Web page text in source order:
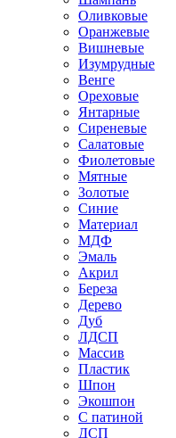
Оливковые
Оранжевые
Вишневые
Изумрудные
Венге
Ореховые
Янтарные
Сиреневые
Салатовые
Фиолетовые
Мятные
Золотые
Синие
Материал
МДФ
Эмаль
Акрил
Береза
Дерево
Дуб
ЛДСП
Массив
Пластик
Шпон
Экошпон
С патиной
ДСП